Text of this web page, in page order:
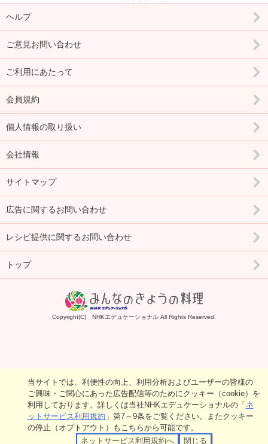
ヘルプ
ご意見お問い合わせ
ご利用にあたって
会員規約
個人情報の取り扱い
会社情報
サイトマップ
広告に関するお問い合わせ
レシピ提供に関するお問い合わせ
トップ
Copyright(C) NHKエデュケーショナル All Rights Reserved.
当サイトでは、利便性の向上、利用分析およびユーザーの皆様の
ご興味・ご関心にあった広告配信等のためにクッキー（cookie）を
利用しております。詳しくは当社NHKエデュケーショナルの「ネ
ットサービス利用規約 」第7～9条をご覧ください。またクッキー
の停止（オプトアウト）もこちらから可能です。
ネットサービス利用規約へ
閉じる